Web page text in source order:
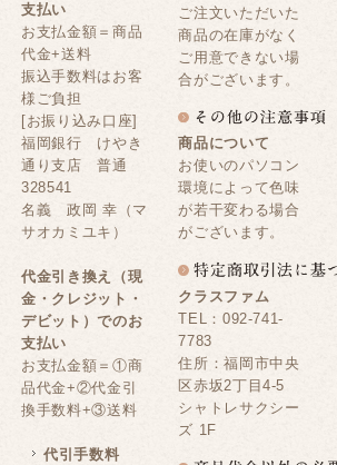
支払い
お支払金額＝商品
代金+送料
振込手数料はお客
様ご負担
[お振り込み口座]
福岡銀行 けやき
通り支店 普通
328541
名義 政岡 幸（マ
サオカミユキ）
代金引き換え（現
金・クレジット・
デビット）でのお
支払い
お支払金額＝①商
品代金+②代金引
換手数料+③送料
代引手数料
ご注文いただいた
商品の在庫がなく
ご用意できない場
合がございます。
商品について
お使いのパソコン
環境によって色味
が若干変わる場合
がございます。
クラスファム
TEL：092-741-
7783
住所：福岡市中央
区赤坂2丁目4-5
シャトレサクシー
ズ 1F